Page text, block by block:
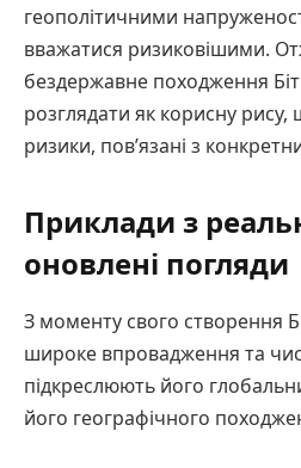
геополітичними
вважатися ризиковішими.
бездержавне походження
розглядати як корисну
ризики, пов’язані з
Приклади з
оновлені погляди
З моменту свого створення
широке впровадження та
підкреслюють його
його географічного